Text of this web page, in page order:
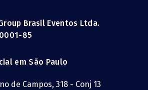
Brasil Eventos Ltda.
85
em São Paulo
de Campos, 318 - Conj 13